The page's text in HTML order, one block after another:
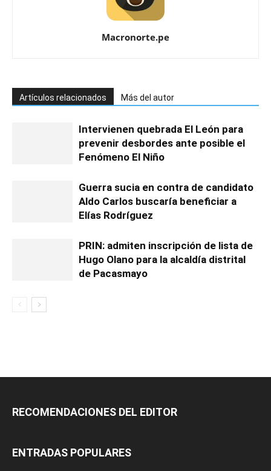
Macronorte.pe
Artículos relacionados Más del autor
Intervienen quebrada El León para
prevenir desbordes ante posible el
Fenómeno El Niño
Guerra sucia en contra de candidato
Aldo Carlos buscaría beneficiar a
Elías Rodríguez
PRIN: admiten inscripción de lista de
Hugo Olano para la alcaldía distrital
de Pacasmayo
RECOMENDACIONES DEL EDITOR
ENTRADAS POPULARES